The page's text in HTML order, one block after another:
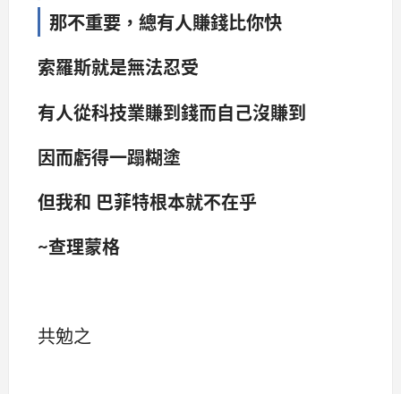
那不重要，總有人賺錢比你快
索羅斯就是無法忍受
有人從科技業賺到錢而自己沒賺到
因而虧得一蹋糊塗
但我和 巴菲特根本就不在乎
~查理蒙格
共勉之